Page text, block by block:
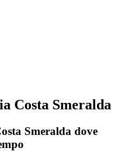
Costa Smeralda
Smeralda dove